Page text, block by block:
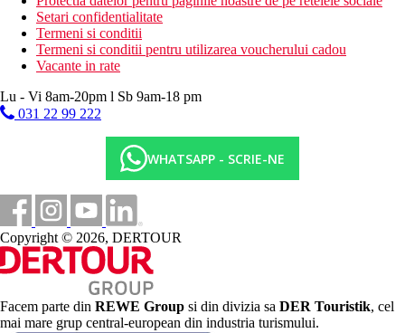
bar pe plaja
Activitati sportive gratuite
animatie de zi si de seara
2 terenuri de tenis (iluminat contra cost)
tenis de masa
biliard
baschet
suc de fructe
volei pe plaja
aerobic
fitness
sauna si aburi
Activitati sportive contra cost
masaje si proceduri in centrul SPA
sporturi acvatice pe plaja
Setari confidentialitate
Termeni si conditii
Termeni si conditii pentru utilizarea voucherului cadou
Vacante in rate
Lu - Vi 8am-20pm l Sb 9am-18 pm
031 22 99 222
WHATSAPP - SCRIE-NE
Copyright © 2026, DERTOUR
Facem parte din REWE Group si din divizia sa DER Touristik, cel
mai mare grup central-european din industria turismului.